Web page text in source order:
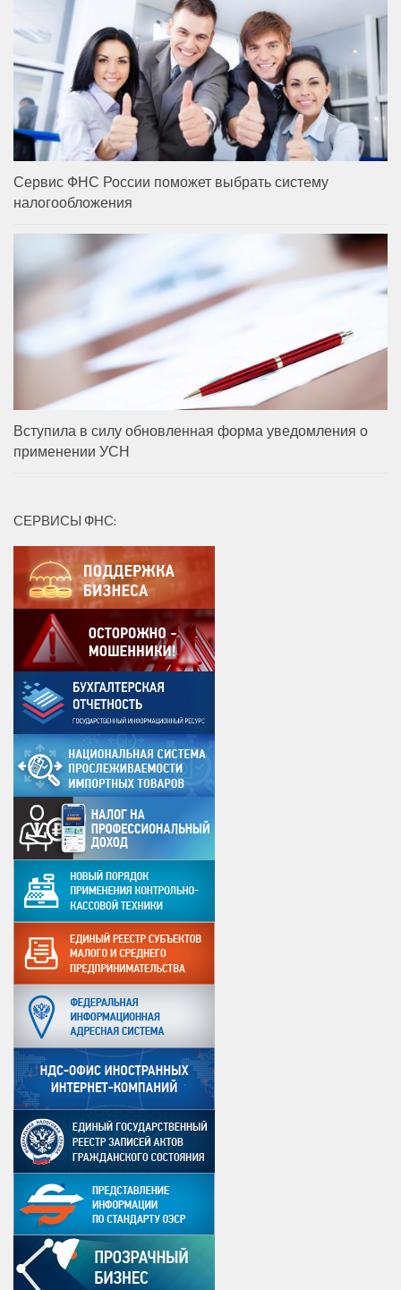
Сервис ФНС России поможет выбрать систему
налогообложения
Вступила в силу обновленная форма уведомления о
применении УСН
СЕРВИСЫ ФНС: